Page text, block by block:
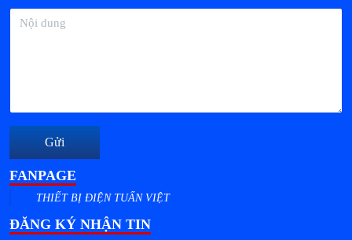
Gửi
FANPAGE
THIẾT BỊ ĐIỆN TUẤN VIỆT
ĐĂNG KÝ NHẬN TIN